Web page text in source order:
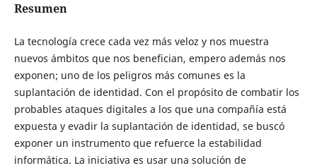
Resumen
La tecnología crece cada vez más veloz y nos muestra
nuevos ámbitos que nos benefician, empero además nos
exponen; uno de los peligros más comunes es la
suplantación de identidad. Con el propósito de combatir los
probables ataques digitales a los que una compañía está
expuesta y evadir la suplantación de identidad, se buscó
exponer un instrumento que refuerce la estabilidad
informática. La iniciativa es usar una solución de